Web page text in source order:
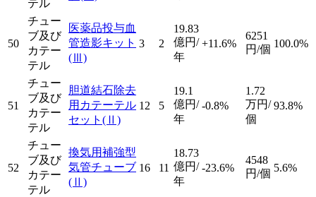
テル
50
チュー
ブ及び
カテー
テル
医薬品投与血
管造影キット
(Ⅲ)
3 2
19.83
億円/
年
+11.6%
6251
円/個 100.0%
51
チュー
ブ及び
カテー
テル
胆道結石除去
用カテーテル
セット (Ⅱ)
12 5
19.1
億円/
年
-0.8%
1.72
万円/
個
93.8%
52
チュー
ブ及び
カテー
テル
換気用補強型
気管チューブ
(Ⅱ)
16 11
18.73
億円/
年
-23.6%
4548
円/個 5.6%